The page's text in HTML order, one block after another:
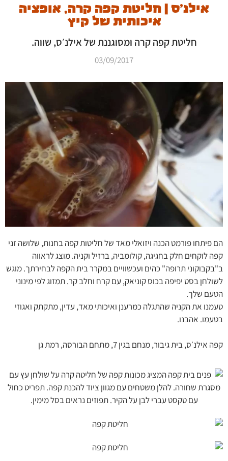
אילנ'ס | חליטת קפה קרה, אופציה
איכותית של קיץ
חליטת קפה קרה ומסוגננת של אילנ׳ס, שווה.
03/09/2017
הם פיתחו פורמט הכנה ויזואלי מאד של חליטות קפה בחנות, שלושה זני
קפה לוקחים חלק בחגיגה, קולומביה, ברזיל וקניה. מוצג לראווה
ב"בקבוקוני תרופה" כהים ועכשוויים במקרר בית הקפה לבחירתך. מוגש
לשולחן בסט יפיפה בכוס קוניאק, עם קרח וחלב קר. תמזוג לפי מינוני
הטעם שלך.
טעמנו את הקניה שהתגלה כמרענן ואיכותי מאד, עדין, מתקתק ואגוזי
בטעמו. אהבנו.
קפה אילנ׳ס, בית גיבור, מנחם בגין 7, מתחם הבורסה, רמת גן